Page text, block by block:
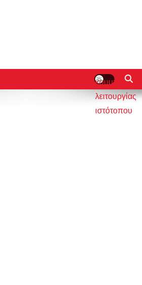
κουμπί
λειτουργίας
ιστότοπου